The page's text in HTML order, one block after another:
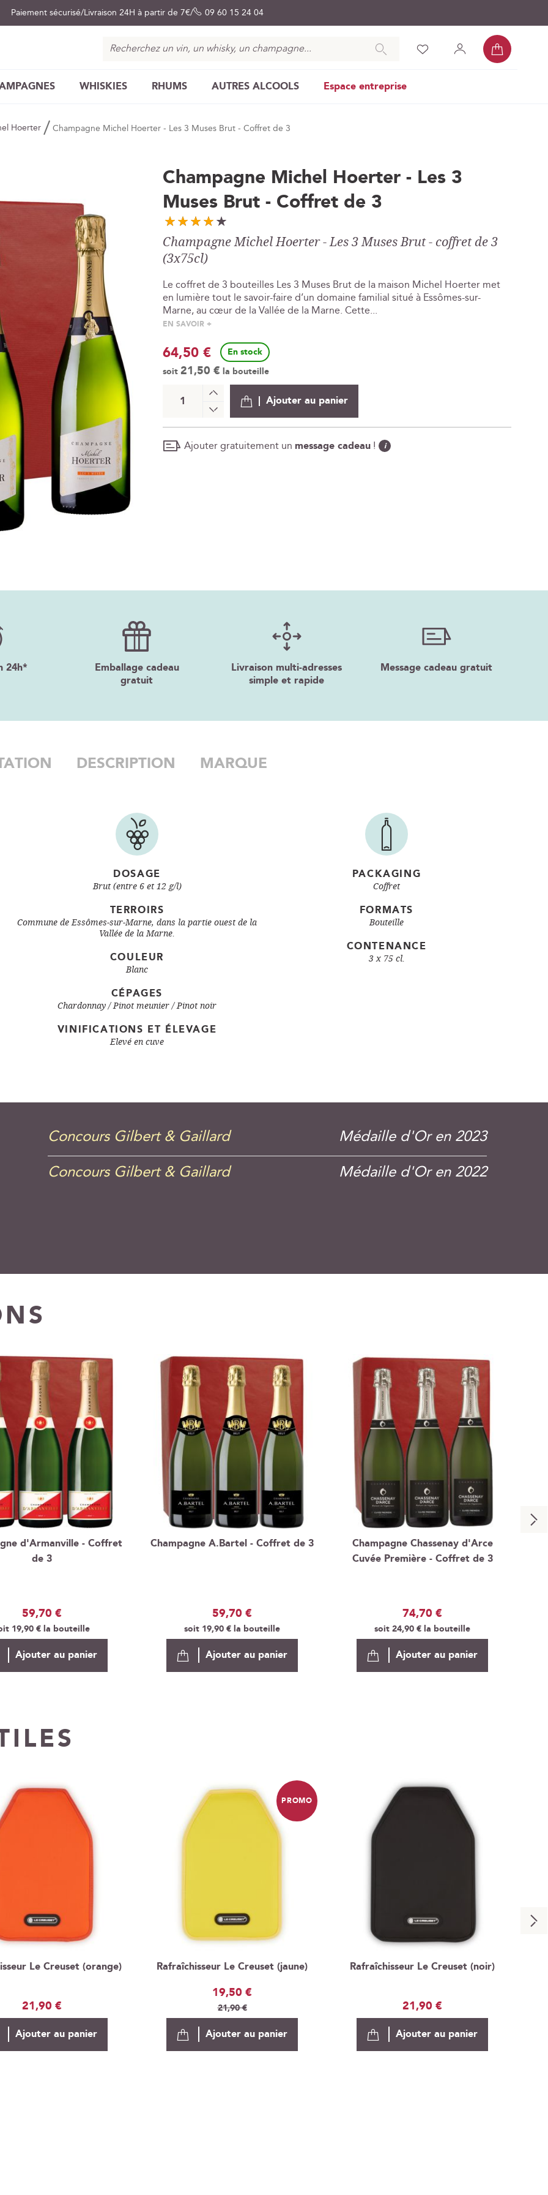
Paiement sécurisé Livraison 24H à partir de 7€ 09 60 15 24 04
Chercher
WHISKIES RHUMS AUTRES ALCOOLS Espace entreprise
Hoerter Champagne Michel Hoerter - Les 3 Muses Brut - Coffret de 3
Champagne Michel Hoerter - Les 3
Muses Brut - Coffret de 3
Champagne Michel Hoerter - Les 3 Muses Brut - coffret de 3
(3x75cl)
Le coffret de 3 bouteilles Les 3 Muses Brut de la maison Michel Hoerter met
en lumière tout le savoir-faire d’un domaine familial situé à Essômes-sur-
Marne, au cœur de la Vallée de la Marne. Cette...
EN SAVOIR +
64,50 €
En stock
soit 21,50 € la bouteille
+
-
Ajouter au panier
Ajouter gratuitement un message cadeau ! i
24h*
Emballage cadeau
gratuit
Livraison multi-adresses
simple et rapide
Message cadeau gratuit
DOSAGE
Brut (entre 6 et 12 g/l)
TERROIRS
Commune de Essômes‑sur‑Marne, dans la partie ouest de la
Vallée de la Marne.
COULEUR
Blanc
CÉPAGES
Chardonnay Pinot meunier Pinot noir
VINIFICATIONS ET ÉLEVAGE
Elevé en cuve
PACKAGING
Coffret
FORMATS
Bouteille
CONTENANCE
3 x 75 cl.
DESCRIPTION MARQUE
Concours Gilbert & Gaillard
Médaille d'Or en 2023
Concours Gilbert & Gaillard
Médaille d'Or en 2022
d'Armanville - Coffret
de 3
59,70 €
19,90 €la bouteille
Ajouter au panier
Champagne A.Bartel - Coffret de 3
59,70 €
soit 19,90 €la bouteille
Ajouter au panier
Champagne Chassenay d'Arce
Cuvée Première - Coffret de 3
74,70 €
soit24,90 €la bouteille
Ajouter au panier
Le Creuset (orange)
21,90 €
Ajouter au panier
Rafraîchisseur Le Creuset (jaune)
Prix
Spécial
19,50 €
21,90 €
PROMO
Ajouter au panier
Rafraîchisseur Le Creuset (noir)
21,90 €
Ajouter au panier